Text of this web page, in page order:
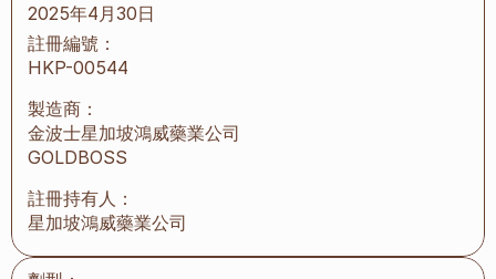
2025年4月30日
註冊編號：
HKP-00544
製造商：
金波士星加坡鴻威藥業公司
GOLDBOSS
註冊持有人：
星加坡鴻威藥業公司